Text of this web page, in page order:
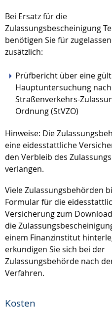
Bei Ersatz für die
Zulassungsbescheinigung
benötigen Sie für
zusätzlich:
Prüfbericht über eine
Hauptuntersuchung
Straßenverkehrs-
Ordnung (StVZO)
Hinweise: Die
eine eidesstattliche
den Verbleib des
verlangen.
Viele Zulassungsbehörden
Formular für die
Versicherung zum
die
einem Finanzinstitut
erkundigen Sie sich bei der
Zulassungsbehörde nach
Verfahren.
Kosten